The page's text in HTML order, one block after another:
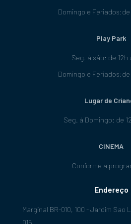
Domingo e Feriados:de
Play Park
Seg. à sáb: de 12h
Domingo e Feriados:de
Lugar de
Seg. à Domingo: de
CINEMA
Conforme a
Endereço
Marginal BR-010, 100 - Jardim Sao
015